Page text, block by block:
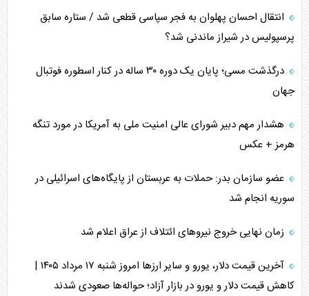
انتقال احسان پهلوان به فجر سپاسی قطعی شد / ستاره سابق
پرسپولیس در شیراز ماندنی شد؟
درگذشت مسی؛ پایان یک دوره ۳۰ ساله در کنار اسطوره فوتبال
جهان
هشدار مهم دبیر شورای عالی امنیت ملی به آمریکا در مورد تنگه
هرمز + عکس
عضو سازمان بدر: حملات به عربستان از پایگاه‌های اسرائیلی در
سوریه انجام شد
زمان نهایی خروج نیرو‌های ائتلاف از عراق اعلام شد
آخرین قیمت دلار، یورو و سایر ارز‌ها امروز شنبه ۱۷ مرداد ۱۴۰۵ |
کاهش قیمت دلار و یورو در بازار آزاد؛ حواله‌ها صعودی شدند